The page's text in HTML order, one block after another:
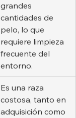
grandes
cantidades de
pelo, lo que
requiere limpieza
frecuente del
entorno.
Es una raza
costosa, tanto en
adquisición como